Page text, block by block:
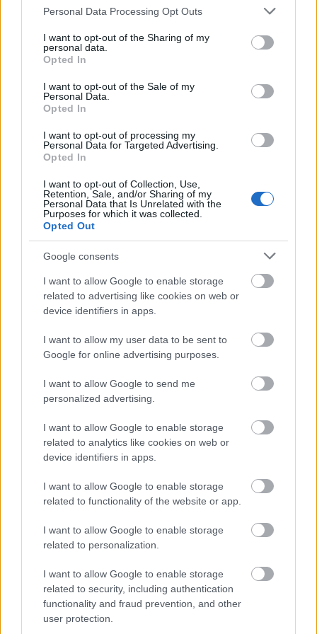
Please note that this website/app uses one or more Google
not limited to your visit or usage behaviour. You may click to
grant or deny consent to Google and its third-party tags to
use your data for below specified purposes in below Google
consent section.
Personal Data Processing Opt Outs
I want to opt-out of the Sharing of my
personal data.
Opted In
I want to opt-out of the Sale of my
Personal Data.
Opted In
I want to opt-out of processing my
Personal Data for Targeted Advertising.
Opted In
I want to opt-out of Collection, Use,
Retention, Sale, and/or Sharing of my
Personal Data that Is Unrelated with the
Purposes for which it was collected.
Opted Out
Google consents
I want to allow Google to enable storage
related to advertising like cookies on web or
device identifiers in apps.
I want to allow my user data to be sent to
Google for online advertising purposes.
I want to allow Google to send me
personalized advertising.
I want to allow Google to enable storage
related to analytics like cookies on web or
device identifiers in apps.
I want to allow Google to enable storage
related to functionality of the website or app.
I want to allow Google to enable storage
related to personalization.
I want to allow Google to enable storage
related to security, including authentication
functionality and fraud prevention, and other
user protection.
Ηνωμένο Βασίλειο
Οι ειδικοί επισημαίνουν ότι τα προϊόντα που
γιαούρτι και αγγούρι, παρουσιάζουν αυξημένο
κίνδυνο επιμόλυνσης, εάν δεν τηρούνται αυστηρές
συνθήκες παραγωγής και συντήρησης.
ΑΣΕΠ: Πιστοποίηση Αγγλικών σε
ΑΣΕΠ: Εξ αποστάσεως η πιο Εύκολη
Πιστοποίηση Υπολογιστών σε 2
Μάθε πρώτος όλες τις σημαντικές
Βάλε το proson.gr στα αποτελέσματα
αναζήτησης της Google